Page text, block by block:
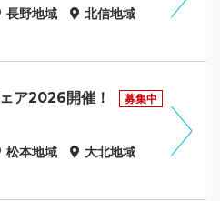
長野地域 北信地域
ア2026開催！ 募集中
松本地域 大北地域